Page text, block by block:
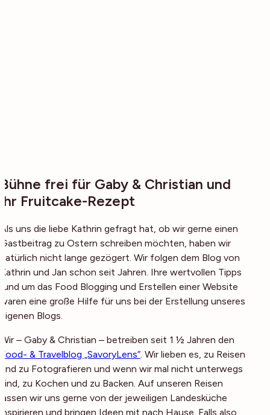
Bühne frei für Gaby & Christian und
ihr Fruitcake-Rezept
Als uns die liebe Kathrin gefragt hat, ob wir gerne einen
Gastbeitrag zu Ostern schreiben möchten, haben wir
natürlich nicht lange gezögert. Wir folgen dem Blog von
Kathrin und Jan schon seit Jahren. Ihre wertvollen Tipps
rund um das Food Blogging und Erstellen einer Website
waren eine große Hilfe für uns bei der Erstellung unseres
eigenen Blogs.
Wir – Gaby & Christian – betreiben seit 1 ½ Jahren den
Food- & Travelblog „SavoryLens“. Wir lieben es, zu Reisen
und zu Fotografieren und wenn wir mal nicht unterwegs
sind, zu Kochen und zu Backen. Auf unseren Reisen
lassen wir uns gerne von der jeweiligen Landesküche
inspirieren und bringen Ideen mit nach Hause. Falls also